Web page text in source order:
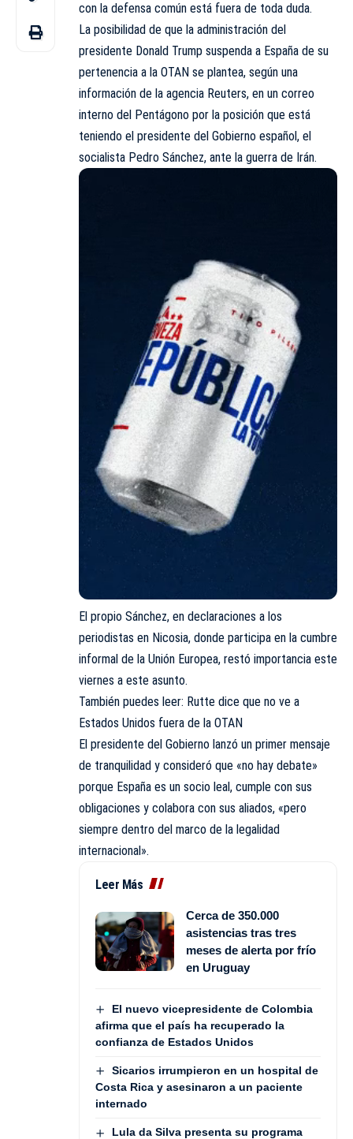
con la defensa común está fuera de toda duda.
La posibilidad de que la administración del
presidente Donald Trump suspenda a España de su
pertenencia a la OTAN se plantea, según una
información de la agencia Reuters, en un correo
interno del Pentágono por la posición que está
teniendo el presidente del Gobierno español, el
socialista Pedro Sánchez, ante la guerra de Irán.
El propio Sánchez, en declaraciones a los
periodistas en Nicosia, donde participa en la cumbre
informal de la Unión Europea, restó importancia este
viernes a este asunto.
También puedes leer: Rutte dice que no ve a
Estados Unidos fuera de la OTAN
El presidente del Gobierno lanzó un primer mensaje
de tranquilidad y consideró que «no hay debate»
porque España es un socio leal, cumple con sus
obligaciones y colabora con sus aliados, «pero
siempre dentro del marco de la legalidad
internacional».
Leer Más
Cerca de 350.000
asistencias tras tres
meses de alerta por frío
en Uruguay
El nuevo vicepresidente de Colombia
afirma que el país ha recuperado la
confianza de Estados Unidos
Sicarios irrumpieron en un hospital de
Costa Rica y asesinaron a un paciente
internado
Lula da Silva presenta su programa